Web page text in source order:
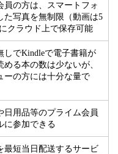
員の方は、スマートフォ
た写真を無制限（動画は5
クラウド上で保存可能
しでKindleで電子書籍が
める本の数は少ないが、
ーの方には十分な量で
日用品等のプライム会員
に参加できる
最短当日配送するサービ